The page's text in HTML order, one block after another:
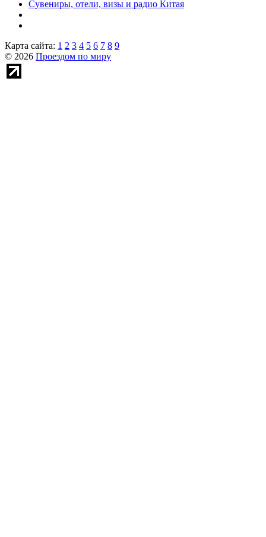
Сувениры, отели, визы и радио Китая
Карта сайта: 1 2 3 4 5 6 7 8 9
© 2026 Проездом по миру